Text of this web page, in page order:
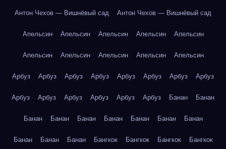
Антон Чехов — Вишнёвый сад Антон Чехов — Вишнёвый сад
Апельсин Апельсин Апельсин Апельсин Апельсин
Апельсин Апельсин Апельсин Апельсин Апельсин
Арбуз Арбуз Арбуз Арбуз Арбуз Арбуз Арбуз Арбуз
Арбуз Арбуз Арбуз Арбуз Арбуз Арбуз Банан Банан
Банан Банан Банан Банан Банан Банан Банан
Банан Банан Банан Бангкок Бангкок Бангкок Бангкок